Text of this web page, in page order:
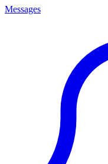
Messages